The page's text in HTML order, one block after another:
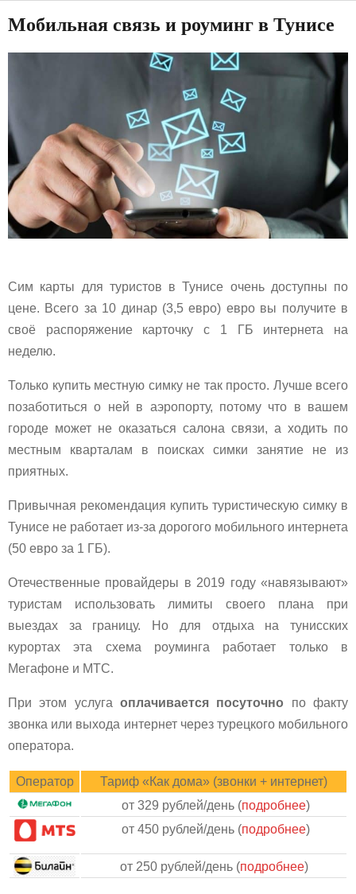
Мобильная связь и роуминг в Тунисе
Сим карты для туристов в Тунисе очень доступны по
цене. Всего за 10 динар (3,5 евро) евро вы получите в
своё распоряжение карточку с 1 ГБ интернета на
неделю.
Только купить местную симку не так просто. Лучше всего
позаботиться о ней в аэропорту, потому что в вашем
городе может не оказаться салона связи, а ходить по
местным кварталам в поисках симки занятие не из
приятных.
Привычная рекомендация купить туристическую симку в
Тунисе не работает из-за дорогого мобильного интернета
(50 евро за 1 ГБ).
Отечественные провайдеры в 2019 году «навязывают»
туристам использовать лимиты своего плана при
выездах за границу. Но для отдыха на тунисских
курортах эта схема роуминга работает только в
Мегафоне и МТС.
При этом услуга оплачивается посуточно по факту
звонка или выхода интернет через турецкого мобильного
оператора.
Оператор
Тариф «Как дома» (звонки + интернет)
от 329 рублей/день (подробнее)
от 450 рублей/день (подробнее)
от 250 рублей/день (подробнее)